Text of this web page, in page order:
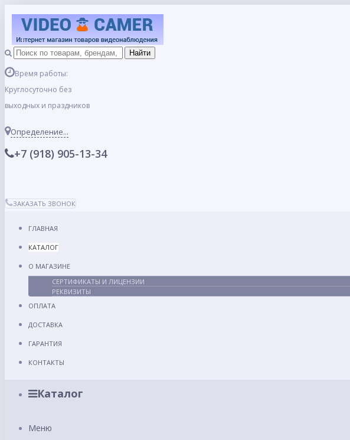
Время работы:
Круглосуточно без
выходных и праздников
Определение...
+7 (918) 905-13-34
ЗАКАЗАТЬ ЗВОНОК
ГЛАВНАЯ
КАТАЛОГ
О МАГАЗИНЕ
СЕРТИФИКАТЫ И ЛИЦЕНЗИИ
РЕКВИЗИТЫ
ОПЛАТА
ДОСТАВКА
ГАРАНТИЯ
КОНТАКТЫ
Каталог
Меню